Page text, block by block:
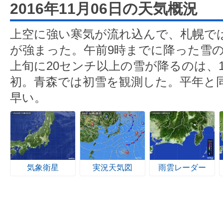
2016年11月06日の天気概況
上空に強い寒気が流れ込んで、札幌で
が強まった。午前9時までに降った雪
上旬に20センチ以上の雪が降るのは、
初。青森では初雪を観測した。平年と
早い。
気象衛星 実況天気図 雨雲レーダー